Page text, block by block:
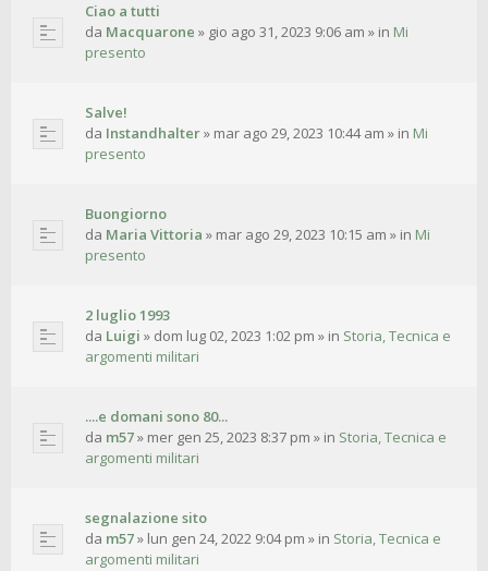
Ciao a tutti
da Macquarone » gio ago 31, 2023 9:06 am » in Mi
presento
Salve!
da Instandhalter» mar ago 29, 2023 10:44 am » in Mi
presento
Buongiorno
da Maria Vittoria » mar ago 29, 2023 10:15 am » in Mi
presento
2 luglio 1993
da Luigi » dom lug 02, 2023 1:02 pm » in Storia, Tecnica e
argomenti militari
....e domani sono 80...
da m57» mer gen 25, 2023 8:37 pm » in Storia, Tecnica e
argomenti militari
segnalazione sito
da m57» lun gen 24, 2022 9:04 pm » in Storia, Tecnica e
argomenti militari